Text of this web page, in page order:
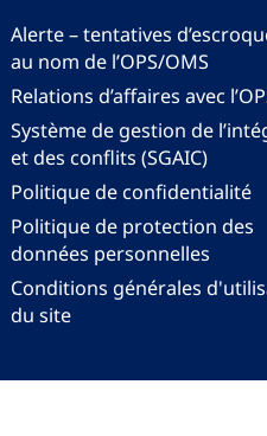
Alerte – tentatives
au nom de l’OPS/OMS
Relations d’affaires avec
Système de gestion de
et des conflits (SGAIC)
Politique de confidentialité
Politique de protection des
données personnelles
Conditions générales
du site